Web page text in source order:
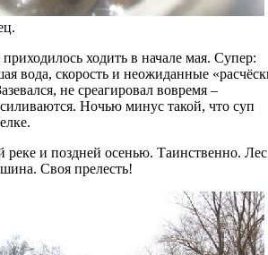
ходить в начале мая. Супер:
вода, скорость и неожиданные
не среагировал вовремя –
Ночью минус такой, что суп
реке и поздней осенью. Таинственно. Лес
Своя прелесть!